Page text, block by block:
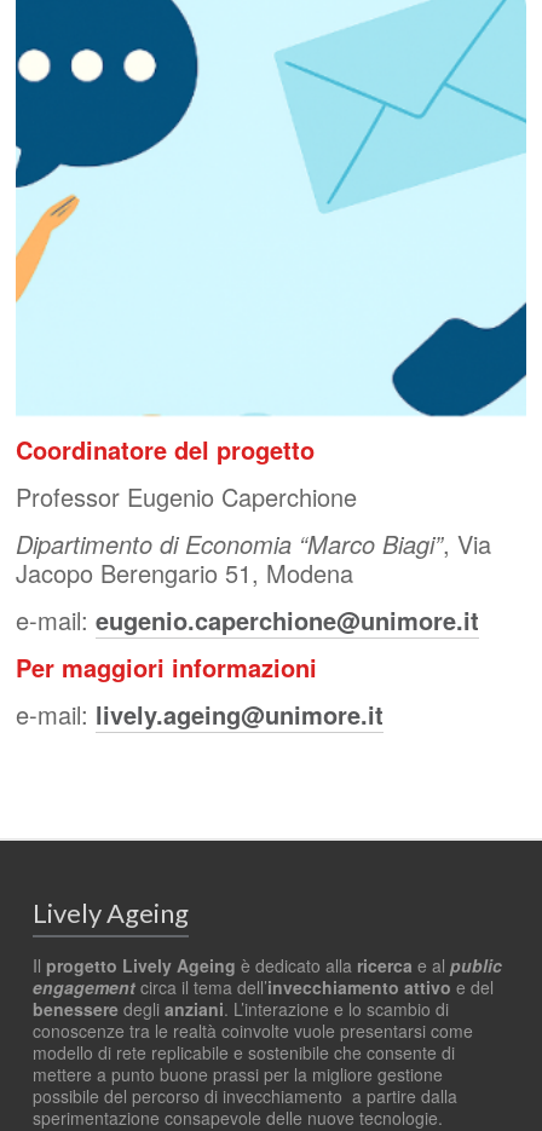
Coordinatore del progetto
Professor Eugenio Caperchione
Dipartimento di Economia “Marco Biagi”, Via
Jacopo Berengario 51, Modena
e-mail:eugenio.caperchione@unimore.it
Per maggiori informazioni
e-mail: lively.ageing@unimore.it
Lively Ageing
Il progetto Lively Ageingè dedicato alla ricercae alpublic
engagementcirca il tema dell’invecchiamento attivoe del
benesseredeglianziani. L’interazione e lo scambio di
conoscenze tra le realtà coinvolte vuole presentarsi come
modello di rete replicabile e sostenibile che consente di
mettere a punto buone prassi per la migliore gestione
possibile del percorso di invecchiamento a partire dalla
sperimentazione consapevole delle nuove tecnologie.